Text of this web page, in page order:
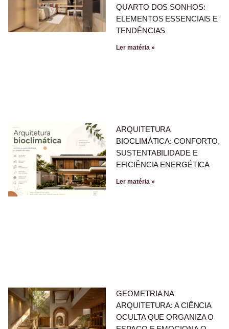
QUARTO DOS SONHOS:
ELEMENTOS ESSENCIAIS E
TENDÊNCIAS
Ler matéria »
ARQUITETURA
BIOCLIMÁTICA: CONFORTO,
SUSTENTABILIDADE E
EFICIÊNCIA ENERGÉTICA
Ler matéria »
GEOMETRIA NA
ARQUITETURA: A CIÊNCIA
OCULTA QUE ORGANIZA O